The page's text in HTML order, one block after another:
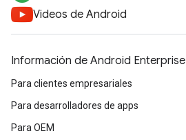
Videos de Android
Información de Android Enterprise
Para clientes empresariales
Para desarrolladores de apps
Para OEM